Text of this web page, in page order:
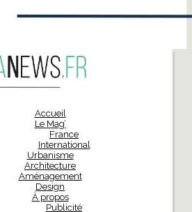
Accueil
Le Mag’
France
International
Urbanisme
Architecture
Aménagement
Design
À propos
Publicité